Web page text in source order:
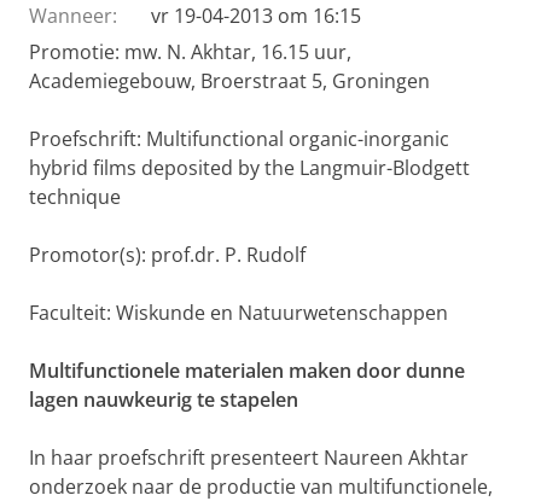
Wanneer:
vr 19-04-2013 om 16:15
Promotie: mw. N. Akhtar, 16.15 uur,
Academiegebouw, Broerstraat 5, Groningen
Proefschrift: Multifunctional organic-inorganic
hybrid films deposited by the Langmuir-Blodgett
technique
Promotor(s): prof.dr. P. Rudolf
Faculteit: Wiskunde en Natuurwetenschappen
Multifunctionele materialen maken door dunne
lagen nauwkeurig te stapelen
In haar proefschrift presenteert Naureen Akhtar
onderzoek naar de productie van multifunctionele,